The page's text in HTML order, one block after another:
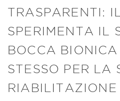
TRASPARENTI:
SPERIMENTA IL
BOCCA BIONICA
STESSO PER LA
RIABILITAZIONE